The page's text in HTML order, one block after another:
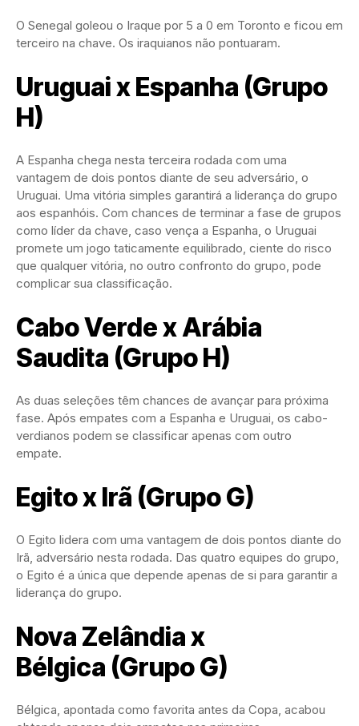
O Senegal goleou o Iraque por 5 a 0 em Toronto e ficou em
terceiro na chave. Os iraquianos não pontuaram.
Uruguai x Espanha (Grupo
H)
A Espanha chega nesta terceira rodada com uma
vantagem de dois pontos diante de seu adversário, o
Uruguai. Uma vitória simples garantirá a liderança do grupo
aos espanhóis. Com chances de terminar a fase de grupos
como líder da chave, caso vença a Espanha, o Uruguai
promete um jogo taticamente equilibrado, ciente do risco
que qualquer vitória, no outro confronto do grupo, pode
complicar sua classificação.
Cabo Verde x Arábia
Saudita (Grupo H)
As duas seleções têm chances de avançar para próxima
fase. Após empates com a Espanha e Uruguai, os cabo-
verdianos podem se classificar apenas com outro
empate.
Egito x Irã (Grupo G)
O Egito lidera com uma vantagem de dois pontos diante do
Irã, adversário nesta rodada. Das quatro equipes do grupo,
o Egito é a única que depende apenas de si para garantir a
liderança do grupo.
Nova Zelândia x
Bélgica (Grupo G)
Bélgica, apontada como favorita antes da Copa, acabou